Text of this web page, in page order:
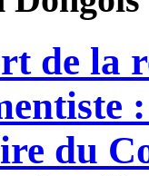
de la
du